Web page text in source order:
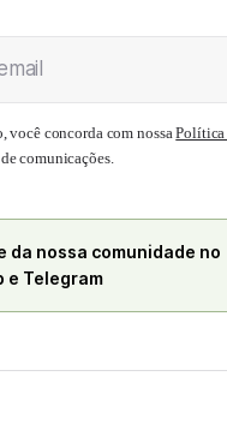
você concorda com nossaPolítica
comunicações.
da nossa comunidade no
e Telegram